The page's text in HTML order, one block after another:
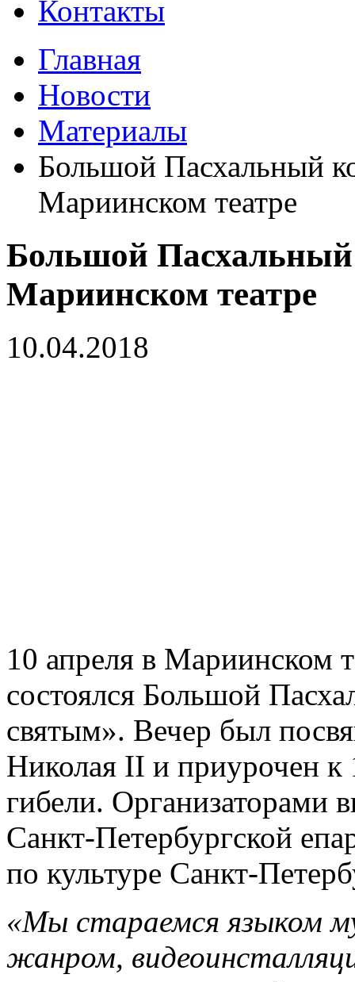
Контакты
Главная
Новости
Материалы
Большой Пасхальный
Мариинском театре
Большой Пасхальный
Мариинском театре
10.04.2018
10 апреля в Мариинском
состоялся Большой
святым». Вечер был
Николая II и приурочен к
гибели. Организаторами
Санкт-Петербургской
по культуре Санкт-
«Мы стараемся языком
жанром,